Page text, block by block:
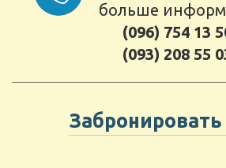
больше
(096) 754 13
(093) 208 55